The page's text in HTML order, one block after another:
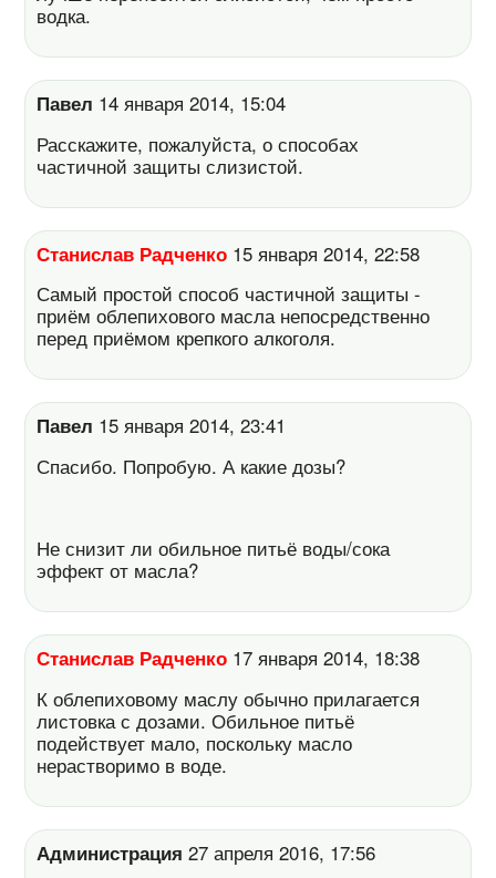
водка.
Павел 14 января 2014, 15:04
Расскажите, пожалуйста, о способах
частичной защиты слизистой.
Станислав Радченко 15 января 2014, 22:58
Самый простой способ частичной защиты -
приём облепихового масла непосредственно
перед приёмом крепкого алкоголя.
Павел 15 января 2014, 23:41
Спасибо. Попробую. А какие дозы?
Не снизит ли обильное питьё воды/сока
эффект от масла?
Станислав Радченко 17 января 2014, 18:38
К облепиховому маслу обычно прилагается
листовка с дозами. Обильное питьё
подействует мало, поскольку масло
нерастворимо в воде.
Администрация 27 апреля 2016, 17:56